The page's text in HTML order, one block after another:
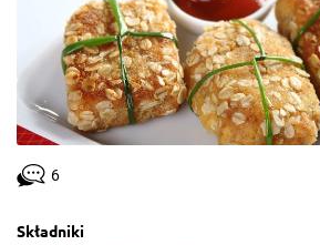
6
Składniki